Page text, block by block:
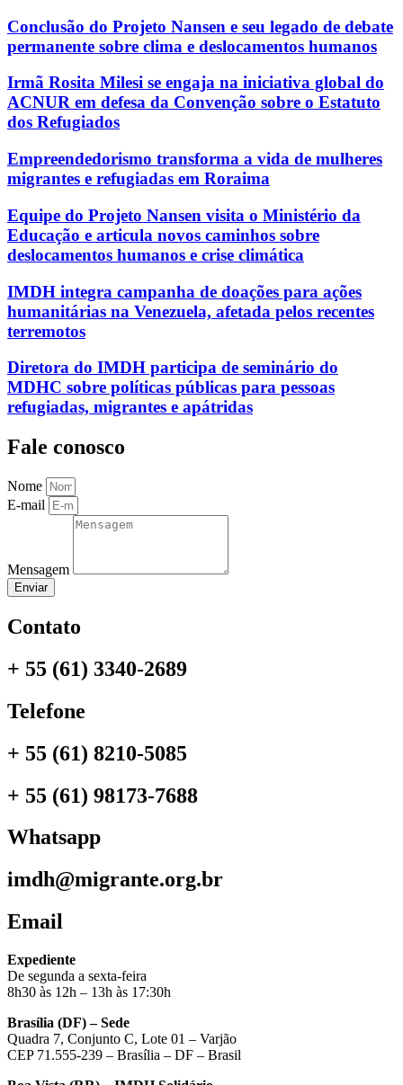
Conclusão do Projeto Nansen e seu legado de debate
permanente sobre clima e deslocamentos humanos
Irmã Rosita Milesi se engaja na iniciativa global do
ACNUR em defesa da Convenção sobre o Estatuto
dos Refugiados
Empreendedorismo transforma a vida de mulheres
migrantes e refugiadas em Roraima
Equipe do Projeto Nansen visita o Ministério da
Educação e articula novos caminhos sobre
deslocamentos humanos e crise climática
IMDH integra campanha de doações para ações
humanitárias na Venezuela, afetada pelos recentes
terremotos
Diretora do IMDH participa de seminário do
MDHC sobre políticas públicas para pessoas
refugiadas, migrantes e apátridas
Fale conosco
Nome
E-mail
Mensagem
Enviar
Contato
+ 55 (61) 3340-2689
Telefone
+ 55 (61) 8210-5085
+ 55 (61) 98173-7688
Whatsapp
imdh@migrante.org.br
Email
Expediente
De segunda a sexta-feira
8h30 às 12h – 13h às 17:30h
Brasília (DF) – Sede
Quadra 7, Conjunto C, Lote 01 – Varjão
CEP 71.555-239 – Brasília – DF – Brasil